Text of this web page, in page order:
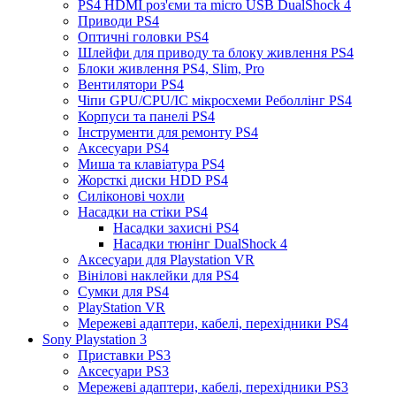
PS4 HDMI роз'єми та micro USB DualShock 4
Приводи PS4
Оптичні головки PS4
Шлейфи для приводу та блоку живлення PS4
Блоки живлення PS4, Slim, Pro
Вентилятори PS4
Чіпи GPU/CPU/IC мікросхеми Реболлінг PS4
Корпуси та панелі PS4
Інструменти для ремонту PS4
Аксесуари PS4
Миша та клавіатура PS4
Жорсткі диски HDD PS4
Силіконові чохли
Насадки на стіки PS4
Насадки захисні PS4
Насадки тюнінг DualShock 4
Аксесуари для Playstation VR
Вінілові наклейки для PS4
Сумки для PS4
PlayStation VR
Мережеві адаптери, кабелі, перехідники PS4
Sony Playstation 3
Приставки PS3
Аксесуари PS3
Мережеві адаптери, кабелі, перехідники PS3